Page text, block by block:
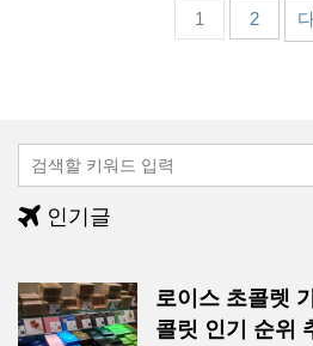
1 2
인기글
로이스 초콜렛
콜릿 인기 순위